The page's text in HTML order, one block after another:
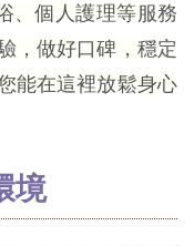
、個人護理等服務
，做好口碑，穩定
能在這裡放鬆身心
境